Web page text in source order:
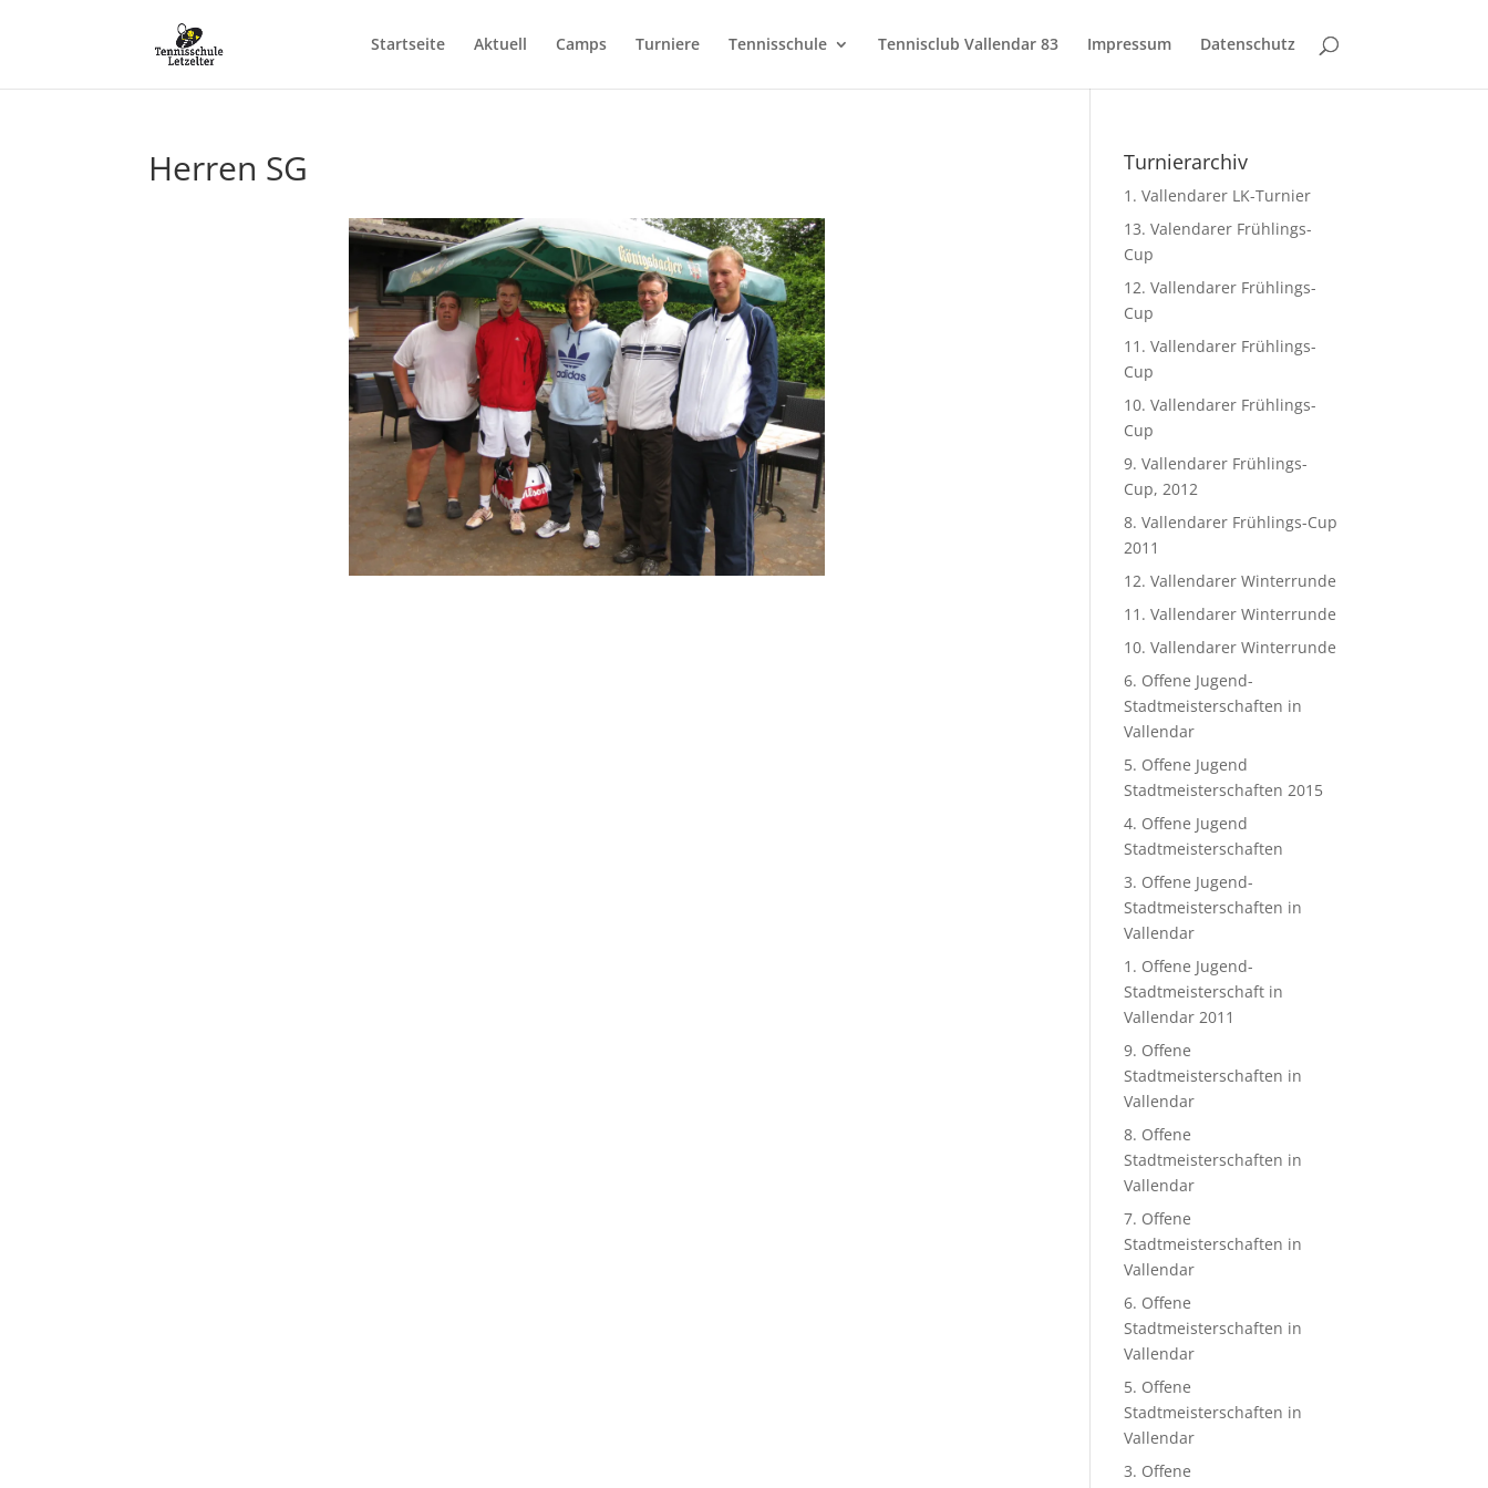
Startseite Aktuell Camps Turniere Tennisschule Tennisclub Vallendar 83 Impressum Datenschutz
Herren SG Turnierarchiv
1. Vallendarer LK-Turnier
13. Valendarer Frühlings-
Cup
12. Vallendarer Frühlings-
Cup
11. Vallendarer Frühlings-
Cup
10. Vallendarer Frühlings-
Cup
9. Vallendarer Frühlings-
Cup, 2012
8. Vallendarer Frühlings-Cup
2011
12. Vallendarer Winterrunde
11. Vallendarer Winterrunde
10. Vallendarer Winterrunde
6. Offene Jugend-
Stadtmeisterschaften in
Vallendar
5. Offene Jugend
Stadtmeisterschaften 2015
4. Offene Jugend
Stadtmeisterschaften
3. Offene Jugend-
Stadtmeisterschaften in
Vallendar
1. Offene Jugend-
Stadtmeisterschaft in
Vallendar 2011
9. Offene
Stadtmeisterschaften in
Vallendar
8. Offene
Stadtmeisterschaften in
Vallendar
7. Offene
Stadtmeisterschaften in
Vallendar
6. Offene
Stadtmeisterschaften in
Vallendar
5. Offene
Stadtmeisterschaften in
Vallendar
3. Offene